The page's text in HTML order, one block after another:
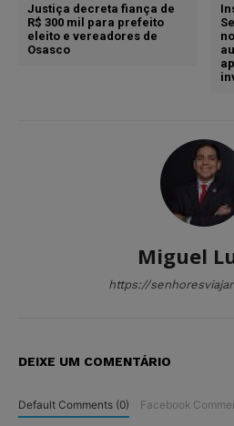
Justiça decreta fiança de
R$ 300 mil para prefeito
eleito e vereadores de
Osasco
Miguel
https://
DEIXE UM COMENTÁRIO
Default Comments (0) Facebook